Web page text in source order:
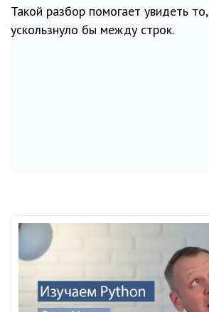
Такой разбор помогает увидеть
ускользнуло бы между строк.